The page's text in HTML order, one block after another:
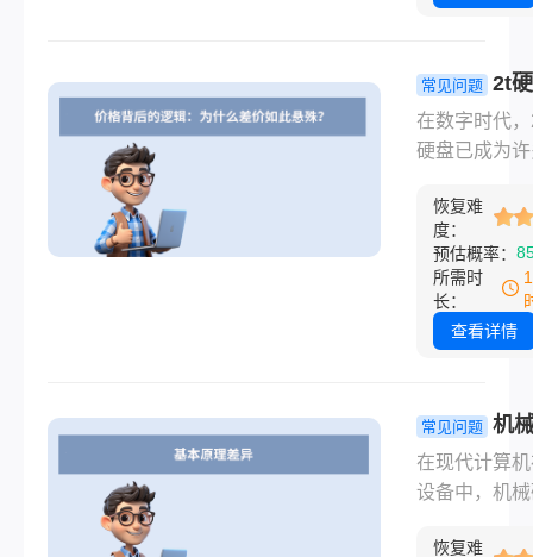
将结合权威
复机构的实
验，为您详
不同场景下
周期，并提
应对建议。
常见问题 2t
据恢复一般
钱？从几百
命”全景解
在数字时代
硬盘已成为
座仓库突然
——无论是误
格式化，还
损坏，用户
的问题往往
恢复难
度：
预估概率：
所需时
长：
查看详情
常见问题 机
和固态硬盘
别：终极对
在现代计算
设备中，机
盘（SSD）
恢复难